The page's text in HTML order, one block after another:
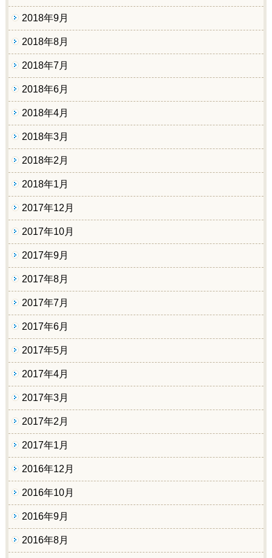
2018年9月
2018年8月
2018年7月
2018年6月
2018年4月
2018年3月
2018年2月
2018年1月
2017年12月
2017年10月
2017年9月
2017年8月
2017年7月
2017年6月
2017年5月
2017年4月
2017年3月
2017年2月
2017年1月
2016年12月
2016年10月
2016年9月
2016年8月